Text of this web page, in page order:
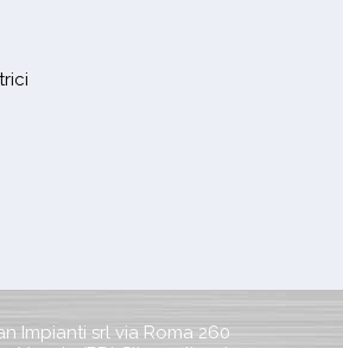
Impianti srl via Roma 260